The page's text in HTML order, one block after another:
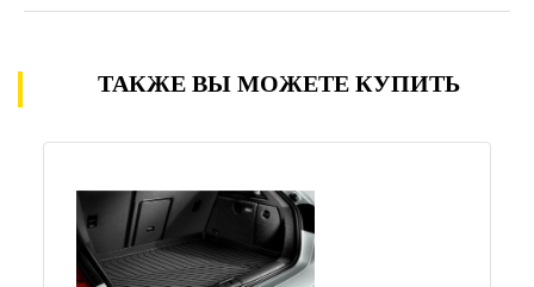
ТАКЖЕ ВЫ МОЖЕТЕ КУПИТЬ